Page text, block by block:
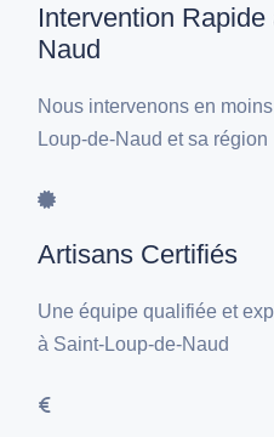
Intervention
Naud
Nous intervenons en
Loup-de-Naud et sa région
Artisans Certifiés
Une équipe qualifiée et
à Saint-Loup-de-Naud